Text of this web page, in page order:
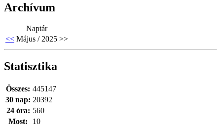
Archívum
Naptár
<< Május / 2025 >>
Statisztika
Most: 10
Összes: 445147
30 nap: 20392
24 óra: 560